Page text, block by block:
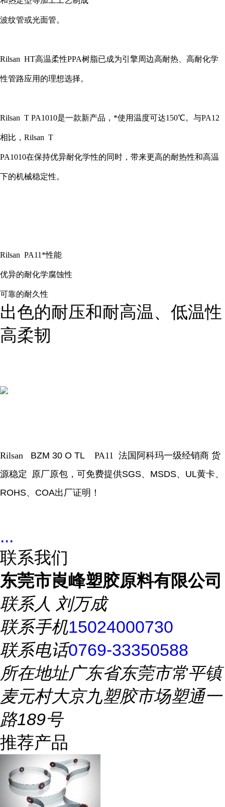
波纹管或光面管。
Rilsan HT高温柔性PPA树脂已成为引擎周边高耐热、高耐化学
性管路应用的理想选择。
Rilsan T PA1010是一款新产品，*使用温度可达150℃。与PA12
相比， Rilsan T
PA1010在保持优异耐化学性的同时，带来更高的耐热性和高温
下的机械稳定性。
Rilsan PA11 *性能
优异的耐化学腐蚀性
可靠的耐久性
出色的耐压和耐高温、低温性
高柔韧
Rilsan BZM 30 O TL PA11 法国阿科玛一级经销商 货
源稳定
原厂原包，可免费提供SGS、 MSDS、 UL黄卡、
ROHS、 COA出厂证明！
...
联系我们
东莞市崀峰塑胶原料有限公司
联系人 刘万成
联系手机15024000730
联系电话0769-33350588
所在地址广东省东莞市常平镇
麦元村大京九塑胶市场塑通一
路189号
推荐产品